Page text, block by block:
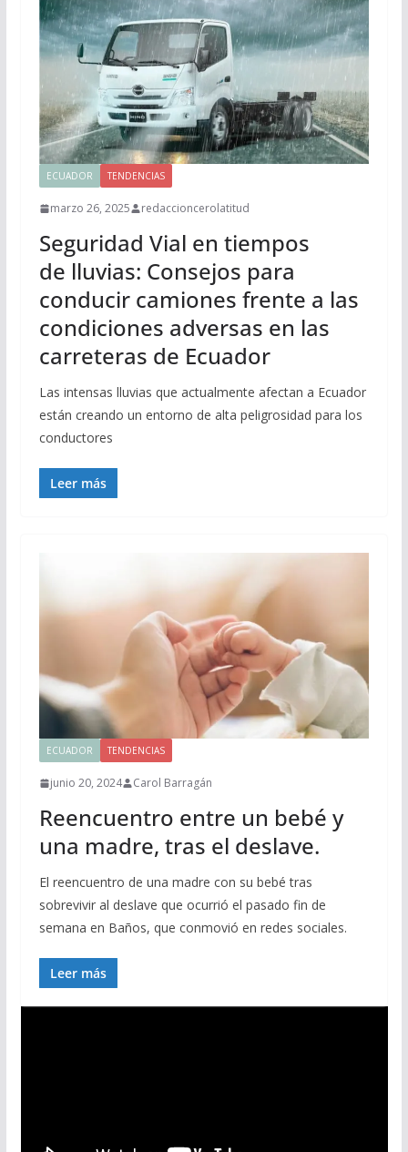
ECUADOR TENDENCIAS
marzo 26, 2025 redaccioncerolatitud
Seguridad Vial en tiempos
de lluvias: Consejos para
conducir camiones frente a las
condiciones adversas en las
carreteras de Ecuador
Las intensas lluvias que actualmente afectan a Ecuador
están creando un entorno de alta peligrosidad para los
conductores
Leer más
ECUADOR TENDENCIAS
junio 20, 2024 Carol Barragán
Reencuentro entre un bebé y
una madre, tras el deslave.
El reencuentro de una madre con su bebé tras
sobrevivir al deslave que ocurrió el pasado fin de
semana en Baños, que conmovió en redes sociales.
Leer más